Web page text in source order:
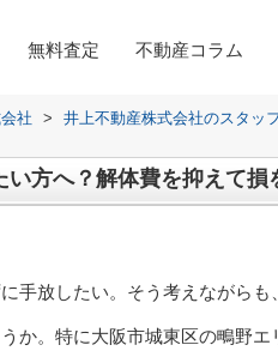
無料査定 不動産コラム
社 > 井上不動産株式会社のスタッ
方へ？解体費を抑えて損
手放したい。そう考えながら
か。特に大阪市城東区の鴫野